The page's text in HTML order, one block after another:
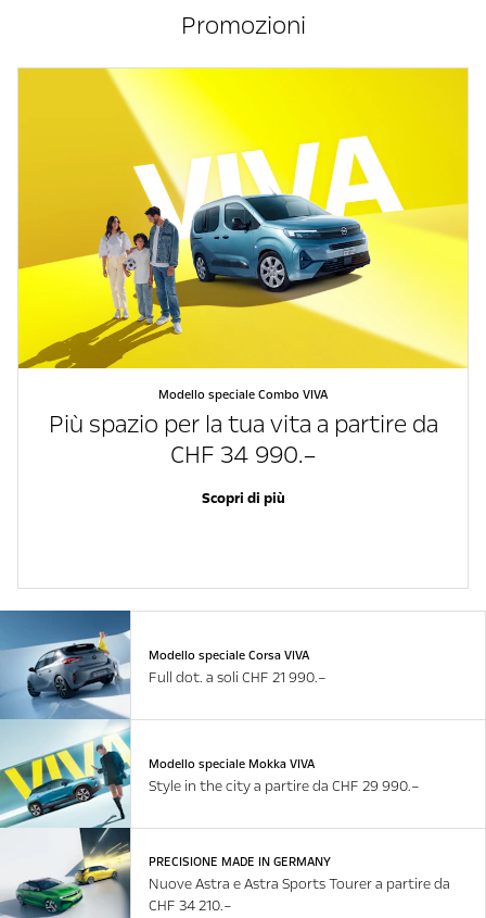
Promozioni
Modello speciale Combo VIVA
Più spazio per la tua vita a partire da
CHF 34 990.–
Scopri di più
Modello speciale Corsa VIVA
Full dot. a soli CHF 21 990.–
Modello speciale Mokka VIVA
Style in the city a partire da CHF 29 990.–
PRECISIONE MADE IN GERMANY
Nuove Astra e Astra Sports Tourer a partire da
CHF 34 210.–